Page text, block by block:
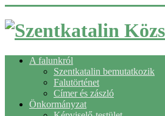
A falunkról
Szentkatalin bemutatkozik
Falutörténet
Címer és zászló
Önkormányzat